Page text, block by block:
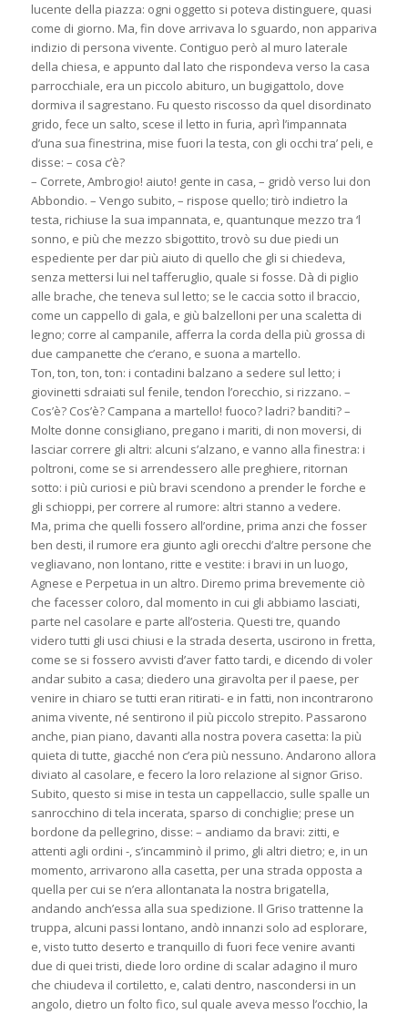
lucente della piazza: ogni oggetto si poteva distinguere, quasi
come di giorno. Ma, fin dove arrivava lo sguardo, non appariva
indizio di persona vivente. Contiguo però al muro laterale
della chiesa, e appunto dal lato che rispondeva verso la casa
parrocchiale, era un piccolo abituro, un bugigattolo, dove
dormiva il sagrestano. Fu questo riscosso da quel disordinato
grido, fece un salto, scese il letto in furia, aprì l’impannata
d’una sua finestrina, mise fuori la testa, con gli occhi tra’ peli, e
disse: – cosa c’è?
– Correte, Ambrogio! aiuto! gente in casa, – gridò verso lui don
Abbondio. – Vengo subito, – rispose quello; tirò indietro la
testa, richiuse la sua impannata, e, quantunque mezzo tra ‘l
sonno, e più che mezzo sbigottito, trovò su due piedi un
espediente per dar più aiuto di quello che gli si chiedeva,
senza mettersi lui nel tafferuglio, quale si fosse. Dà di piglio
alle brache, che teneva sul letto; se le caccia sotto il braccio,
come un cappello di gala, e giù balzelloni per una scaletta di
legno; corre al campanile, afferra la corda della più grossa di
due campanette che c’erano, e suona a martello.
Ton, ton, ton, ton: i contadini balzano a sedere sul letto; i
giovinetti sdraiati sul fenile, tendon l’orecchio, si rizzano. –
Cos’è? Cos’è? Campana a martello! fuoco? ladri? banditi? –
Molte donne consigliano, pregano i mariti, di non moversi, di
lasciar correre gli altri: alcuni s’alzano, e vanno alla finestra: i
poltroni, come se si arrendessero alle preghiere, ritornan
sotto: i più curiosi e più bravi scendono a prender le forche e
gli schioppi, per correre al rumore: altri stanno a vedere.
Ma, prima che quelli fossero all’ordine, prima anzi che fosser
ben desti, il rumore era giunto agli orecchi d’altre persone che
vegliavano, non lontano, ritte e vestite: i bravi in un luogo,
Agnese e Perpetua in un altro. Diremo prima brevemente ciò
che facesser coloro, dal momento in cui gli abbiamo lasciati,
parte nel casolare e parte all’osteria. Questi tre, quando
videro tutti gli usci chiusi e la strada deserta, uscirono in fretta,
come se si fossero avvisti d’aver fatto tardi, e dicendo di voler
andar subito a casa; diedero una giravolta per il paese, per
venire in chiaro se tutti eran ritirati- e in fatti, non incontrarono
anima vivente, né sentirono il più piccolo strepito. Passarono
anche, pian piano, davanti alla nostra povera casetta: la più
quieta di tutte, giacché non c’era più nessuno. Andarono allora
diviato al casolare, e fecero la loro relazione al signor Griso.
Subito, questo si mise in testa un cappellaccio, sulle spalle un
sanrocchino di tela incerata, sparso di conchiglie; prese un
bordone da pellegrino, disse: – andiamo da bravi: zitti, e
attenti agli ordini -, s’incamminò il primo, gli altri dietro; e, in un
momento, arrivarono alla casetta, per una strada opposta a
quella per cui se n’era allontanata la nostra brigatella,
andando anch’essa alla sua spedizione. Il Griso trattenne la
truppa, alcuni passi lontano, andò innanzi solo ad esplorare,
e, visto tutto deserto e tranquillo di fuori fece venire avanti
due di quei tristi, diede loro ordine di scalar adagino il muro
che chiudeva il cortiletto, e, calati dentro, nascondersi in un
angolo, dietro un folto fico, sul quale aveva messo l’occhio, la